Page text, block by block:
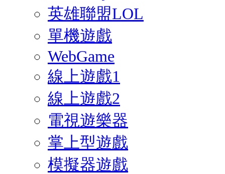
英雄聯盟LOL
單機遊戲
WebGame
線上遊戲1
線上遊戲2
電視遊樂器
掌上型遊戲
模擬器遊戲